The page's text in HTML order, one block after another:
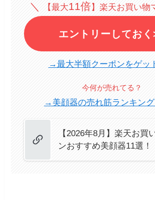
＼ 【最大11倍】楽天お買い物
エントリーしておく
→最大半額クーポンをゲッ
今何が売れてる？
→美顔器の売れ筋ランキン
【2026年8月】楽天お買
ンおすすめ美顔器11選！